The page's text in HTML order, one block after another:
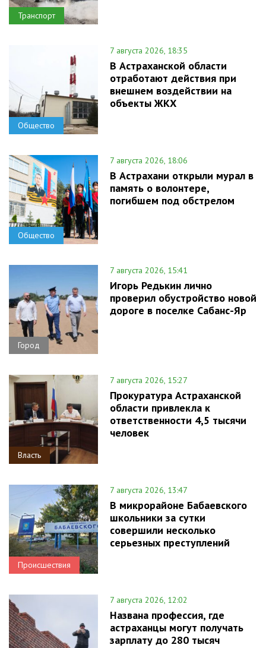
Транспорт
Общество
7 августа 2026, 18:35
В Астраханской области
отработают действия при
внешнем воздействии на
объекты ЖКХ
Общество
7 августа 2026, 18:06
В Астрахани открыли мурал в
память о волонтере,
погибшем под обстрелом
Город
7 августа 2026, 15:41
Игорь Редькин лично
проверил обустройство новой
дороге в поселке Сабанс-Яр
Власть
7 августа 2026, 15:27
Прокуратура Астраханской
области привлекла к
ответственности 4,5 тысячи
человек
Происшествия
7 августа 2026, 13:47
В микрорайоне Бабаевского
школьники за сутки
совершили несколько
серьезных преступлений
7 августа 2026, 12:02
Названа профессия, где
астраханцы могут получать
зарплату до 280 тысяч